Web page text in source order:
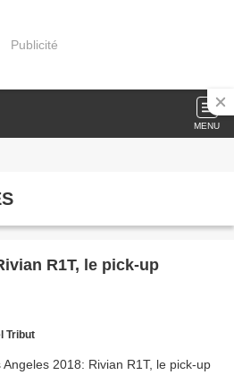
Publicité
MENU
R1T, le pick-up
Tribut